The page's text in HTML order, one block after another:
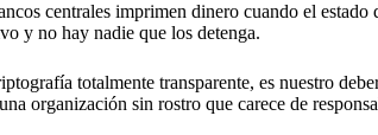
centrales imprimen dinero cuando el
y no hay nadie que los detenga.
totalmente transparente, es nuestro
organización sin rostro que carece de